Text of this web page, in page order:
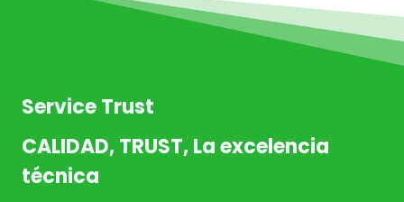
Service Trust
CALIDAD, TRUST, La excelencia
técnica